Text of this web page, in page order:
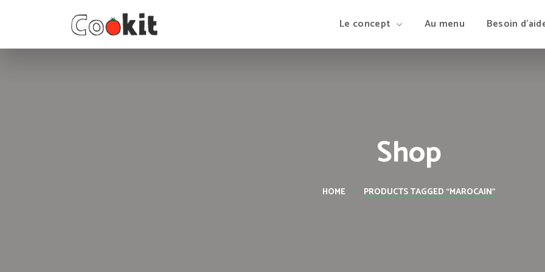
Le concept Au menu Besoin
Shop
HOME PRODUCTS TAGGED “MAROCAIN”